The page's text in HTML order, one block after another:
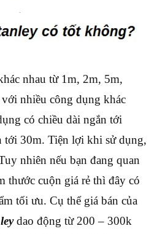
nhau từ 1m, 2m, 5m,
nhiều công dụng khác
có chiều dài ngắn tới
tới 30m. Tiện lợi khi sử dụng,
nhiên nếu bạn đang quan
thước cuộn giá rẻ thì đây có
tối ưu. Cụ thể giá bán của
dao động từ 200 – 300k